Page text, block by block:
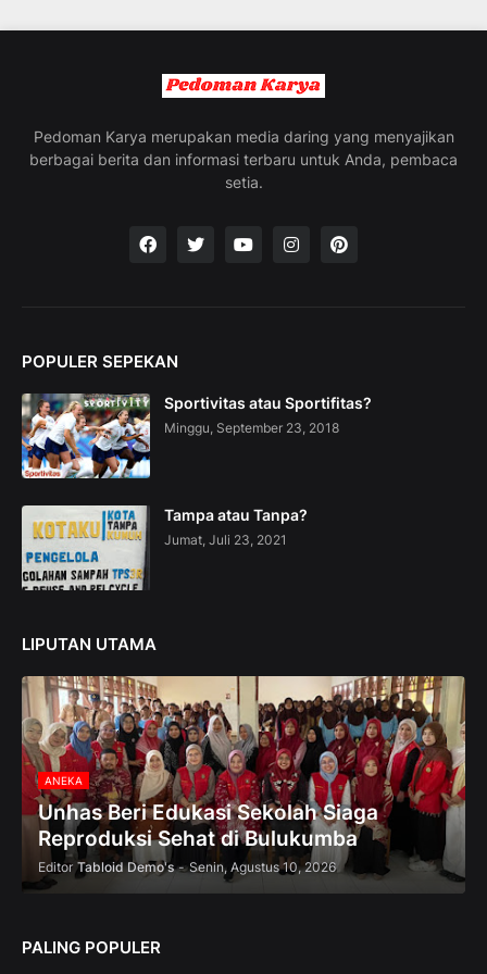
i
V
e
c
t
i
n
—
U
p
t
0
%
O
f
Pedoman Karya merupakan media daring yang menyajikan
berbagai berita dan informasi terbaru untuk Anda, pembaca
setia.
POPULER SEPEKAN
Sportivitas atau Sportifitas?
Minggu, September 23, 2018
Tampa atau Tanpa?
Jumat, Juli 23, 2021
LIPUTAN UTAMA
ANEKA
Unhas Beri Edukasi Sekolah Siaga
Reproduksi Sehat di Bulukumba
Editor Tabloid Demo's - Senin, Agustus 10, 2026
PALING POPULER